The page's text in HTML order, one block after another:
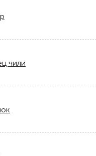
чили